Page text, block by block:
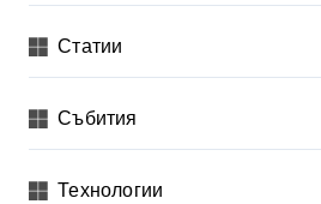
Статии
Събития
Технологии